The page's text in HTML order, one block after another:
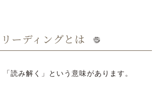
リーディングとは
読み解く」という意味があります。